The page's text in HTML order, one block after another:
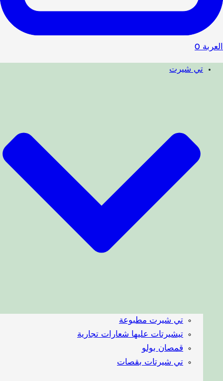
العربة 0
تي شيرت
تي شيرت مطبوعة
تيشيرتات عليها شعارات تجارية
قمصان بولو
تي شيرتات بقصات